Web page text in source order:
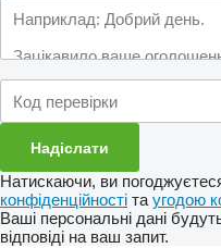
Натискаючи, ви
конфіденційності та угодою
Ваші персональні дані
відповіді на ваш запит.